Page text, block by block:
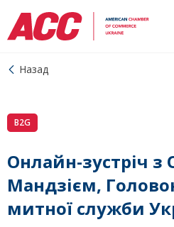
Назад
B2G
Онлайн-зустріч з
Мандзієм,
митної служби